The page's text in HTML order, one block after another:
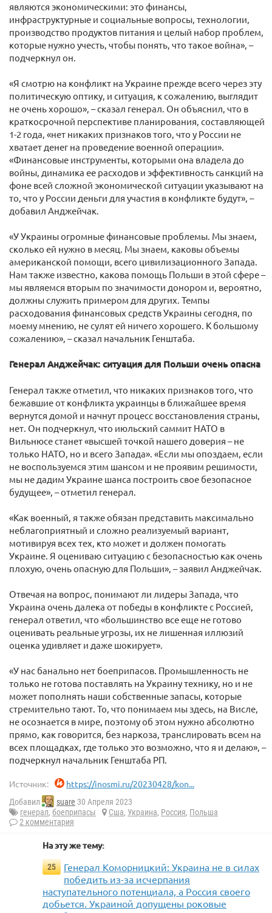
являются экономическими: это финансы,
инфраструктурные и социальные вопросы, технологии,
производство продуктов питания и целый набор проблем,
которые нужно учесть, чтобы понять, что такое война», –
подчеркнул он.
«Я смотрю на конфликт на Украине прежде всего через эту
политическую оптику, и ситуация, к сожалению, выглядит
не очень хорошо», – сказал генерал. Он объяснил, что в
краткосрочной перспективе планирования, составляющей
1-2 года, «нет никаких признаков того, что у России не
хватает денег на проведение военной операции».
«Финансовые инструменты, которыми она владела до
войны, динамика ее расходов и эффективность санкций на
фоне всей сложной экономической ситуации указывают на
то, что у России деньги для участия в конфликте будут», –
добавил Анджейчак.
«У Украины огромные финансовые проблемы. Мы знаем,
сколько ей нужно в месяц. Мы знаем, каковы объемы
американской помощи, всего цивилизационного Запада.
Нам также известно, какова помощь Польши в этой сфере –
мы являемся вторым по значимости донором и, вероятно,
должны служить примером для других. Темпы
расходования финансовых средств Украины сегодня, по
моему мнению, не сулят ей ничего хорошего. К большому
сожалению», – сказал начальник Генштаба.
Генерал Анджейчак: ситуация для Польши очень опасна
Генерал также отметил, что никаких признаков того, что
бежавшие от конфликта украинцы в ближайшее время
вернутся домой и начнут процесс восстановления страны,
нет. Он подчеркнул, что июльский саммит НАТО в
Вильнюсе станет «высшей точкой нашего доверия – не
только НАТО, но и всего Запада». «Если мы опоздаем, если
не воспользуемся этим шансом и не проявим решимости,
мы не дадим Украине шанса построить свое безопасное
будущее», – отметил генерал.
«Как военный, я также обязан представить максимально
неблагоприятный и сложно реализуемый вариант,
мотивируя всех тех, кто может и должен помогать
Украине. Я оцениваю ситуацию с безопасностью как очень
плохую, очень опасную для Польши», – заявил Анджейчак.
Отвечая на вопрос, понимают ли лидеры Запада, что
Украина очень далека от победы в конфликте с Россией,
генерал ответил, что «большинство все еще не готово
оценивать реальные угрозы, их не лишенная иллюзий
оценка удивляет и даже шокирует».
«У нас банально нет боеприпасов. Промышленность не
только не готова поставлять на Украину технику, но и не
может пополнять наши собственные запасы, которые
стремительно тают. То, что понимаем мы здесь, на Висле,
не осознается в мире, поэтому об этом нужно абсолютно
прямо, как говорится, без наркоза, транслировать всем на
всех площадках, где только это возможно, что я и делаю», –
подчеркнул начальник Генштаба РП.
Источник: https://inosmi.ru/20230428/kon...
Добавил suare 30 Апреля 2023
генерал, боеприпасы Сша, Украина, Россия, Польша
2 комментария
На эту же тему:
25
Генерал Коморницкий: Украина не в силах
победить из-за исчерпания
наступательного потенциала, а Россия своего
добьется. Украиной допущены роковые